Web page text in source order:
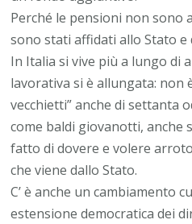
Perché le pensioni non sono
sono stati affidati allo Stato
In Italia si vive più a lungo di
lavorativa si è allungata: non
vecchietti” anche di settanta
come baldi giovanotti, anche
fatto di dovere e volere
che viene dallo Stato.
C’ è anche un cambiamento
estensione democratica dei